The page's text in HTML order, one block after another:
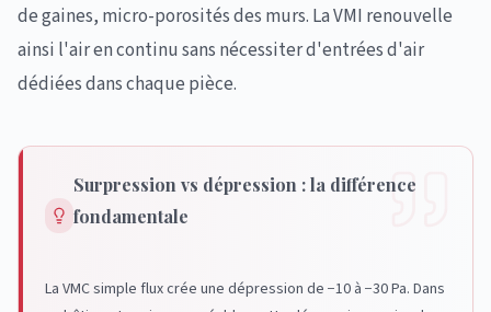
de gaines, micro-porosités des murs. La VMI renouvelle
ainsi l'air en continu sans nécessiter d'entrées d'air
dédiées dans chaque pièce.
Surpression vs dépression : la différence
fondamentale
La VMC simple flux crée une dépression de −10 à −30 Pa. Dans